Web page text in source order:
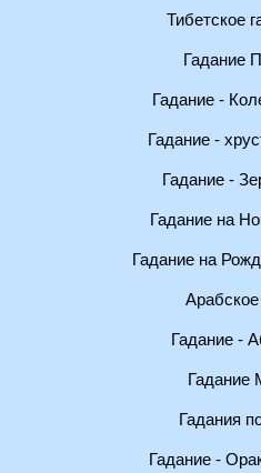
Тибетское
Гадание
Гадание -
Гадание -
Гадание -
Гадание на
Гадание на
Арабское
Гадание -
Гадание
Гадания
Гадание -